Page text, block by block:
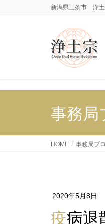
新潟県三条市 浄土
事務局
HOME 事務局ブ
2020年5月8日
疫病